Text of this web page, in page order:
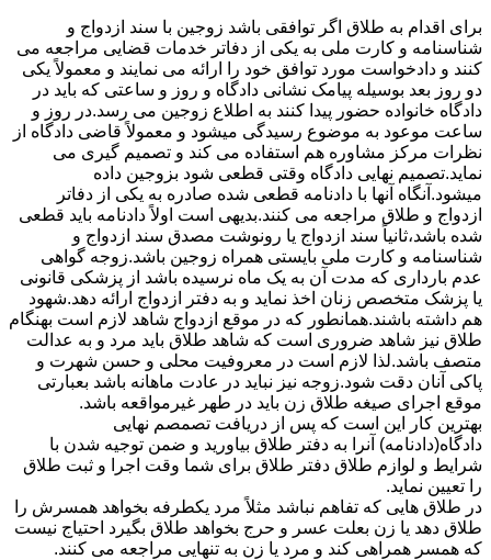
برای اقدام به طلاق اگر توافقی باشد زوجین با سند ازدواج و
شناسنامه و کارت ملی به یکی از دفاتر خدمات قضایی مراجعه می
کنند و دادخواست مورد توافق خود را ارائه می نمایند و معمولاً یکی
دو روز بعد بوسیله پیامک نشانی دادگاه و روز و ساعتی که باید در
دادگاه خانواده حضور پیدا کنند به اطلاع زوجین می رسد.در روز و
ساعت موعود به موضوع رسیدگی میشود و معمولاً قاضی دادگاه از
نظرات مرکز مشاوره هم استفاده می کند و تصمیم گیری می
نماید.تصمیم نهایی دادگاه وقتی قطعی شود بزوجین داده
میشود.آنگاه آنها با دادنامه قطعی شده صادره به یکی از دفاتر
ازدواج و طلاق مراجعه می کنند.بدیهی است اولاً دادنامه باید قطعی
شده باشد،ثانیاً سند ازدواج یا رونوشت مصدق سند ازدواج و
شناسنامه و کارت ملی بایستی همراه زوجین باشد.زوجه گواهی
عدم بارداری که مدت آن به یک ماه نرسیده باشد از پزشکی قانونی
یا پزشک متخصص زنان اخذ نماید و به دفتر ازدواج ارائه دهد.شهود
هم داشته باشند.همانطور که در موقع ازدواج شاهد لازم است بهنگام
طلاق نیز شاهد ضروری است که شاهد طلاق باید مرد و به عدالت
متصف باشد.لذا لازم است در معروفیت محلی و حسن شهرت و
پاکی آنان دقت شود.زوجه نیز نباید در عادت ماهانه باشد بعبارتی
موقع اجرای صیغه طلاق زن باید در طهر غیرمواقعه باشد.
بهترین کار این است که پس از دریافت تصمصم نهایی
دادگاه(دادنامه) آنرا به دفتر طلاق بیاورید و ضمن توجیه شدن با
شرایط و لوازم طلاق دفتر طلاق برای شما وقت اجرا و ثبت طلاق
را تعیین نماید.
در طلاق هایی که تفاهم نباشد مثلاً مرد یکطرفه بخواهد همسرش را
طلاق دهد یا زن بعلت عسر و حرج بخواهد طلاق بگیرد احتیاج نیست
که همسر همراهی کند و مرد یا زن به تنهایی مراجعه می کنند.